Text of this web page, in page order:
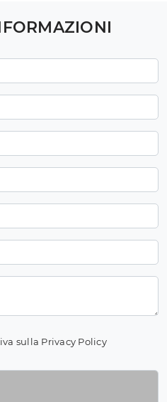
sulla Privacy Policy